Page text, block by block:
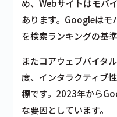
め、Webサイトはモバ
あります。Googleはモ
を検索ランキングの基
またコアウェブバイタ
度、インタラクティブ
標です。2023年から
な要因としています。